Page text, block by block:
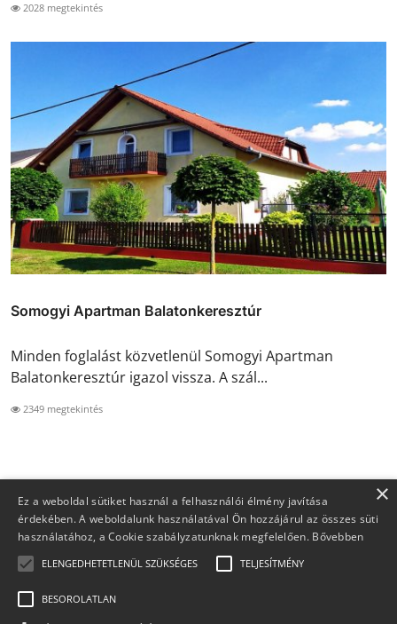
2028 megtekintés
Somogyi Apartman Balatonkeresztúr
Minden foglalást közvetlenül Somogyi Apartman
Balatonkeresztúr igazol vissza. A szál...
2349 megtekintés
Copyright 2026 Foglaljma.hu - Minden jog fenntartva.
×
Ez a weboldal sütiket használ a felhasználói élmény javítása
érdekében. A weboldalunk használatával Ön hozzájárul az összes süti
használatához, a Cookie szabályzatunknak megfelelően. Bővebben
ELENGEDHETETLENÜL SZÜKSÉGES TELJESÍTMÉNY
BESOROLATLAN